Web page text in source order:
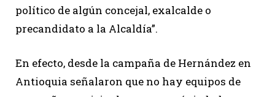
político de algún concejal, exalcalde o
precandidato a la Alcaldía”.
En efecto, desde la campaña de Hernández en
Antioquia señalaron que no hay equipos de